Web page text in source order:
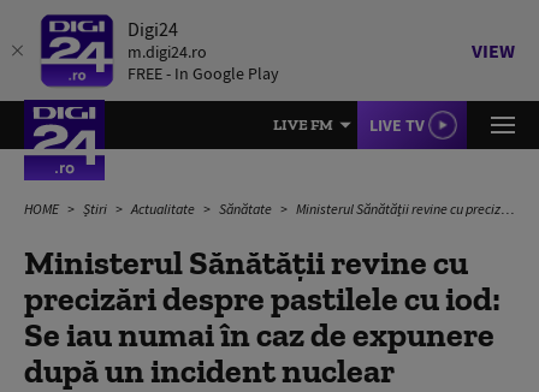
Digi24
m.digi24.ro
FREE - In Google Play
VIEW
LIVE FM LIVE TV
HOME Știri Actualitate Sănătate Ministerul Sănătății revine cu precizări despre pastilele cu iod: Se iau numai în caz de expunere după un incident nuclear
Ministerul Sănătății revine cu
precizări despre pastilele cu iod:
Se iau numai în caz de expunere
după un incident nuclear